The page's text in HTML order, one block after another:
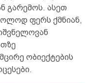
გარემოს. ასეთ
ფერს ქმნიან,
ობიექტების